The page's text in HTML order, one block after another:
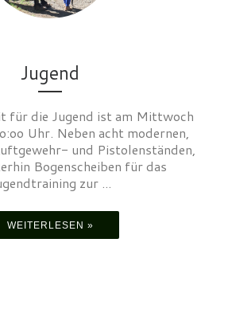
Jugend
für die Jugend ist am Mittwoch
Uhr. Neben acht modernen,
und Pistolenständen,
Bogenscheiben für das
zur ...
WEITERLESEN »